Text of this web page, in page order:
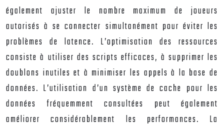
également ajuster le nombre maximum de joueurs
autorisés à se connecter simultanément pour éviter les
problèmes de latence. L’optimisation des ressources
consiste à utiliser des scripts efficaces, à supprimer les
doublons inutiles et à minimiser les appels à la base de
données. L’utilisation d’un système de cache pour les
données fréquemment consultées peut également
améliorer considérablement les performances. La